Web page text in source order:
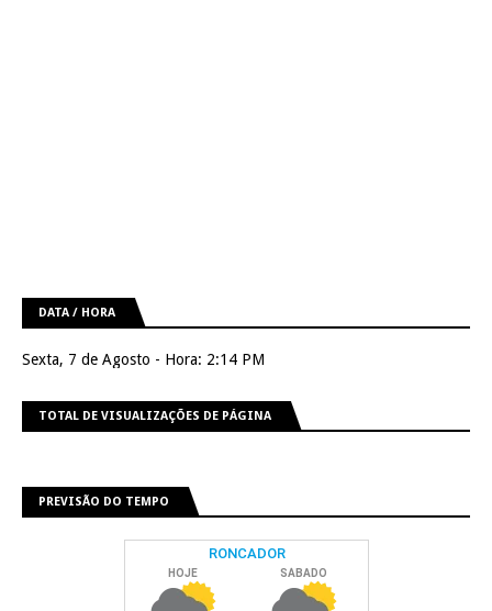
DATA / HORA
Sexta, 7 de Agosto - Hora: 2:14 PM
TOTAL DE VISUALIZAÇÕES DE PÁGINA
PREVISÃO DO TEMPO